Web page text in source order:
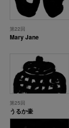
第22回
Mary Jane
第25回
うるか壷